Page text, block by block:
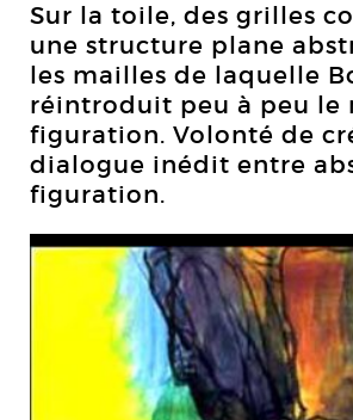
Sur la toile, des grilles
une structure plane
les mailles de laquelle
réintroduit peu à peu le
figuration. Volonté de
dialogue inédit entre
figuration.